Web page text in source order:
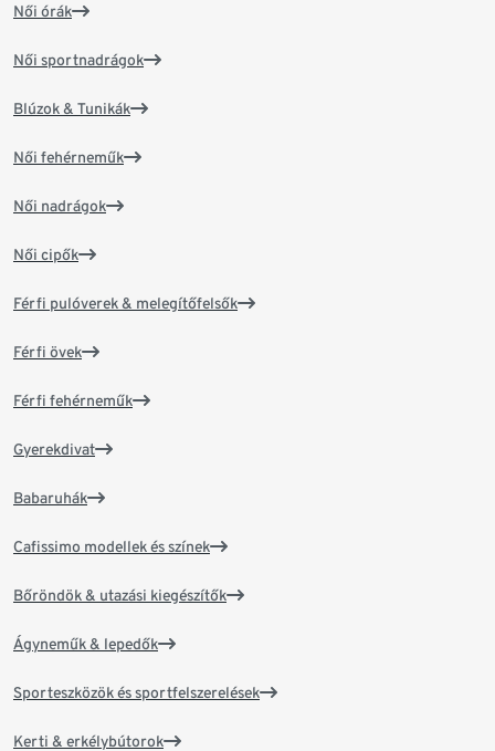
Női órák
Női sportnadrágok
Blúzok & Tunikák
Női fehérneműk
Női nadrágok
Női cipők
Férfi pulóverek & melegítőfelsők
Férfi övek
Férfi fehérneműk
Gyerekdivat
Babaruhák
Cafissimo modellek és színek
Bőröndök & utazási kiegészítők
Ágyneműk & lepedők
Sporteszközök és sportfelszerelések
Kerti & erkélybútorok